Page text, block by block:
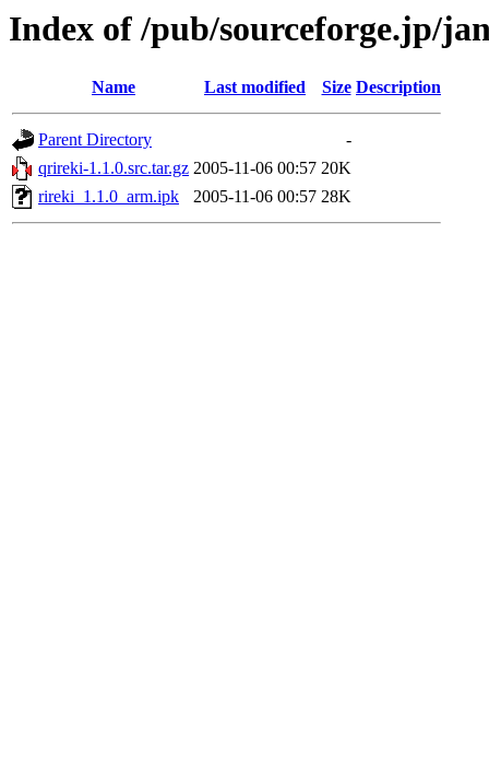
Index of /pub/sourceforge.jp/
Name Last modified Size Description
Parent Directory
-
qrireki-1.1.0.src.tar.gz 2005-11-06 00:57 20K
rireki_1.1.0_arm.ipk
2005-11-06 00:57 28K